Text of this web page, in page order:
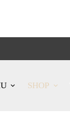
SHOP